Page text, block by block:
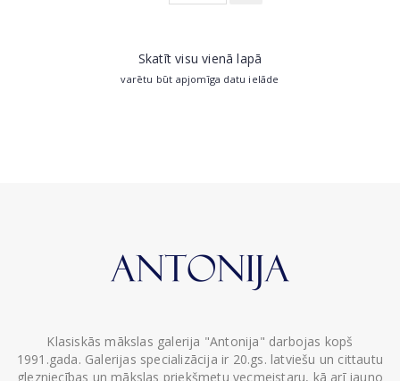
Skatīt visu vienā lapā
varētu būt apjomīga datu ielāde
Klasiskās mākslas galerija "Antonija" darbojas kopš
1991.gada. Galerijas specializācija ir 20.gs. latviešu un cittautu
glezniecības un mākslas priekšmetu vecmeistaru, kā arī jauno